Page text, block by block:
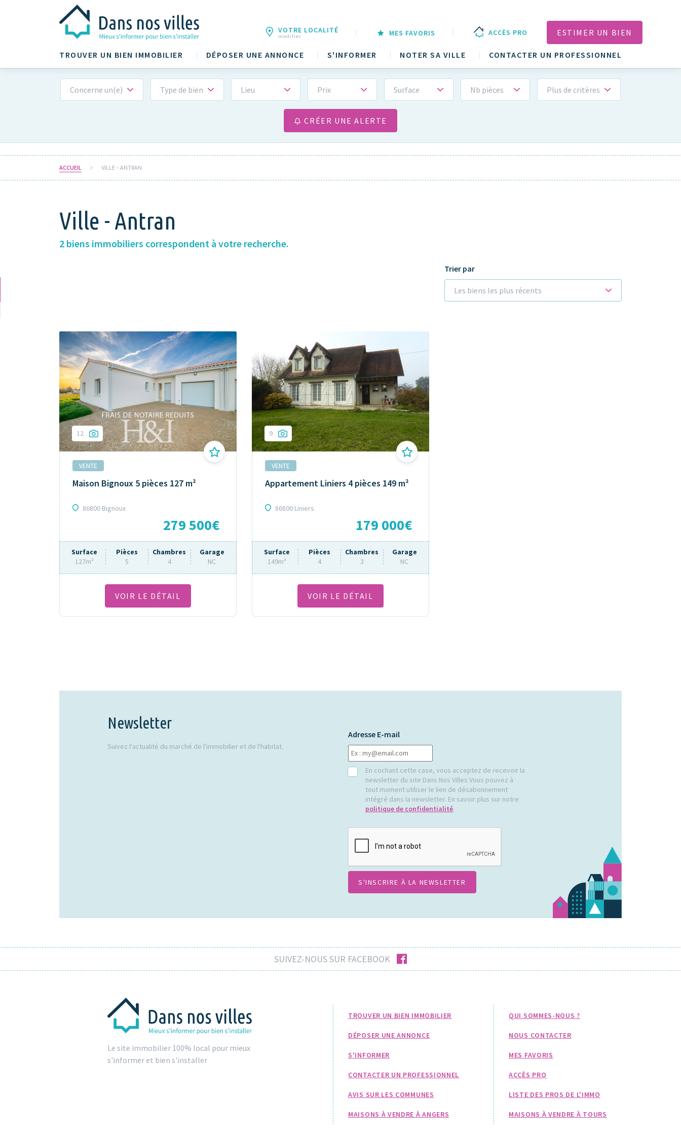
TROUVER UN BIEN IMMOBILIER DÉPOSER UNE ANNONCE S'INFORMER NOTER SA VILLE CONTACTER UN PROFESSIONNEL
VOTRE LOCALITÉ
modifier MES FAVORIS ACCÈS PRO ESTIMER UN BIEN
Concerne un(e) Type de bien Lieu Prix Surface Nb pièces Plus de critères
CRÉER UNE ALERTE
ACCUEIL VILLE – ANTRAN
Ville - Antran
2 biens immobiliers correspondent à votre recherche.
Trier par
Les biens les plus récents
12
VENTE
Maison Bignoux 5 pièces 127 m²
86800 Bignoux
279 500€
Surface
127m²
Pièces
5
Chambres
4
Garage
NC
VOIR LE DÉTAIL
9
VENTE
Appartement Liniers 4 pièces 149 m²
86800 Liniers
179 000€
Surface
149m²
Pièces
4
Chambres
3
Garage
NC
VOIR LE DÉTAIL
Newsletter
Suivez l'actualité du marché de l'immobilier et de l'habitat.
Adresse E-mail
RGPDEn cochant cette case, vous acceptez de recevoir la
newsletter du site Dans Nos Villes Vous pouvez à
tout moment utiliser le lien de désabonnement
intégré dans la newsletter. En savoir plus sur notre
politique de confidentialité.
SUIVEZ-NOUS SUR FACEBOOK facebook
Le site immobilier 100% local pour mieux
s'informer et bien s'installer
TROUVER UN BIEN IMMOBILIER
DÉPOSER UNE ANNONCE
S'INFORMER
CONTACTER UN PROFESSIONNEL
AVIS SUR LES COMMUNES
MAISONS À VENDRE À ANGERS
QUI SOMMES-NOUS ?
NOUS CONTACTER
MES FAVORIS
ACCÈS PRO
LISTE DES PROS DE L'IMMO
MAISONS À VENDRE À TOURS